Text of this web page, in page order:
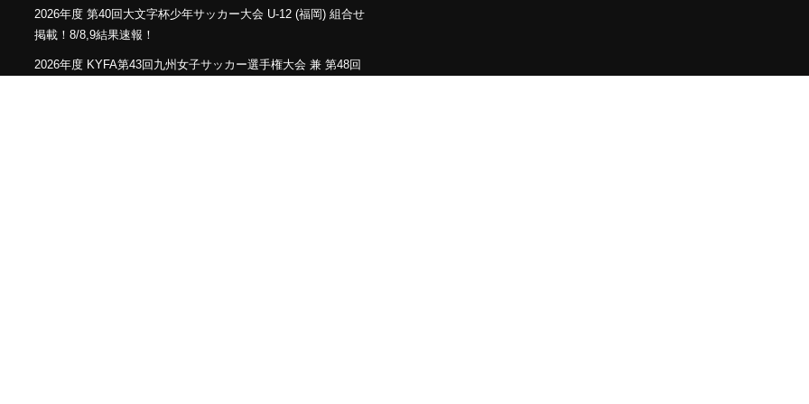
2026年度 第40回大文字杯少年サッカー大会 U-12 (福岡) 組合せ
掲載！8/8,9結果速報！
2026年度 KYFA第43回九州女子サッカー選手権大会 兼 第48回